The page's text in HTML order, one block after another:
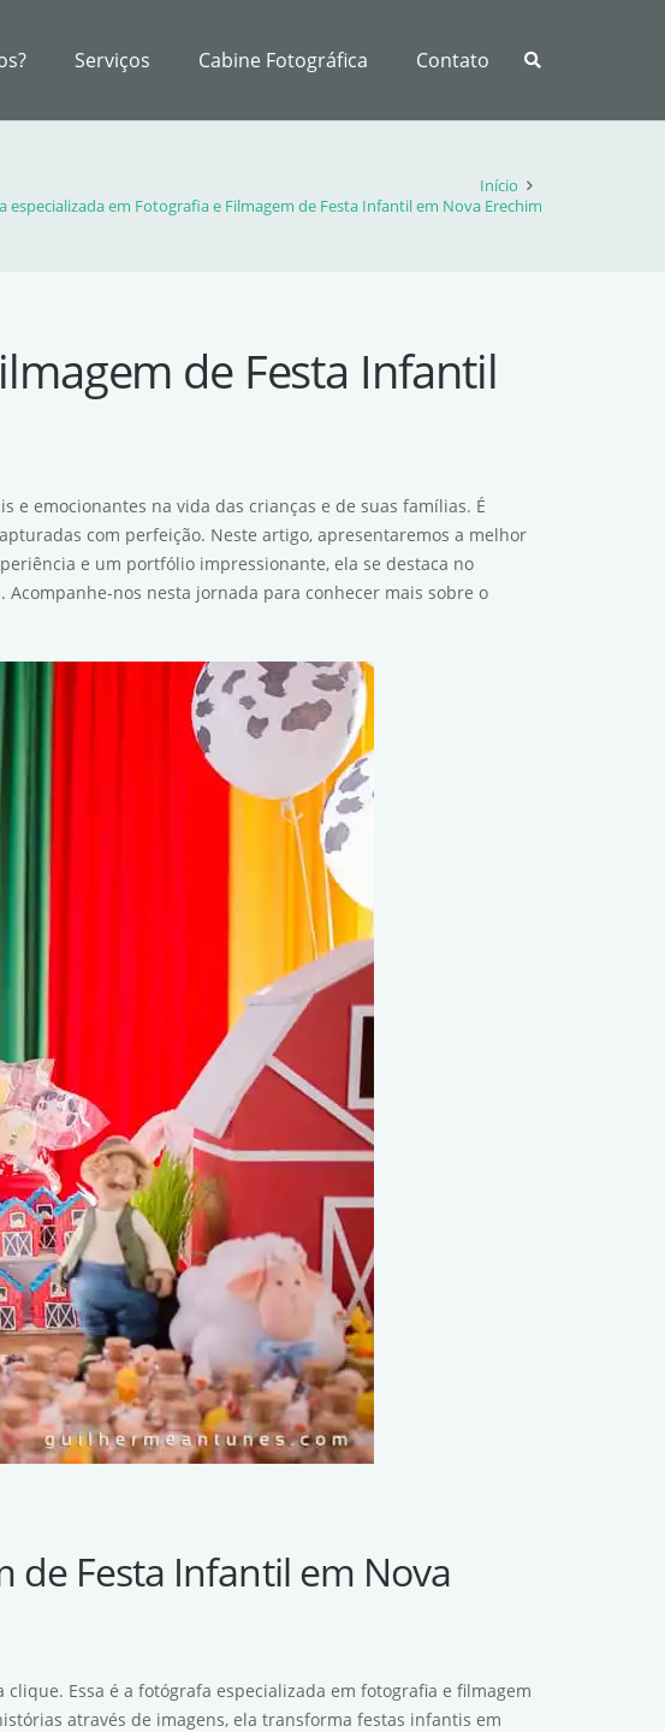
Serviços Cabine Fotográfica Contato
Início
especializada em Fotografia e Filmagem de Festa Infantil em Nova Erechim
de Festa Infantil
emocionantes na vida das crianças e de suas famílias. É
com perfeição. Neste artigo, apresentaremos a melhor
e um portfólio impressionante, ela se destaca no
nos nesta jornada para conhecer mais sobre o
de Festa Infantil em Nova
Essa é a fotógrafa especializada em fotografia e filmagem
através de imagens, ela transforma festas infantis em